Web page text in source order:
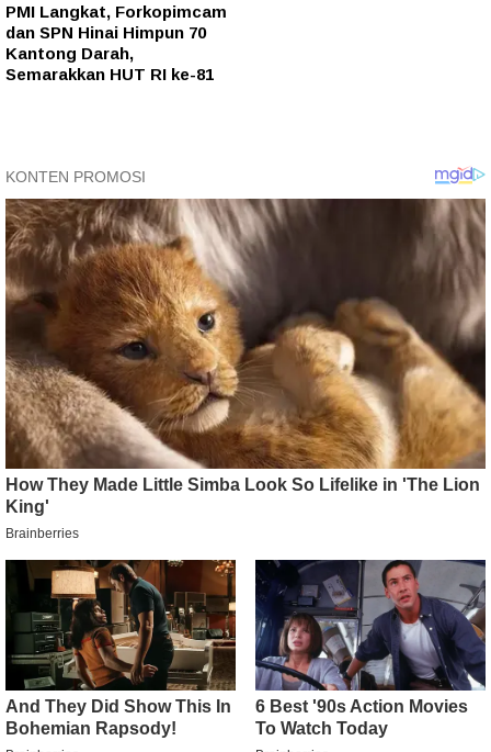
PMI Langkat, Forkopimcam
dan SPN Hinai Himpun 70
Kantong Darah,
Semarakkan HUT RI ke-81